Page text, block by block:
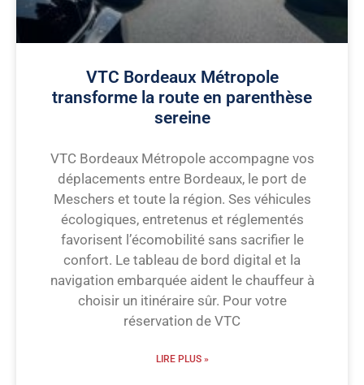
VTC Bordeaux Métropole
transforme la route en parenthèse
sereine
VTC Bordeaux Métropole accompagne vos
déplacements entre Bordeaux, le port de
Meschers et toute la région. Ses véhicules
écologiques, entretenus et réglementés
favorisent l’écomobilité sans sacrifier le
confort. Le tableau de bord digital et la
navigation embarquée aident le chauffeur à
choisir un itinéraire sûr. Pour votre
réservation de VTC
LIRE PLUS »